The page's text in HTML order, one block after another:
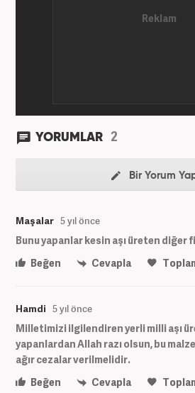
YORUMLAR 2
Bir Yorum
Maşalar 5 yıl önce
Bunu yapanlar kesin aşı üreten diğer
Beğen
Cevapla
Hamdi 5 yıl önce
Milletimizi ilgilendiren yerli milli aşı
yapanlardan Allah razı olsun, bu
ağır cezalar verilmelidir.
Beğen
Cevapla